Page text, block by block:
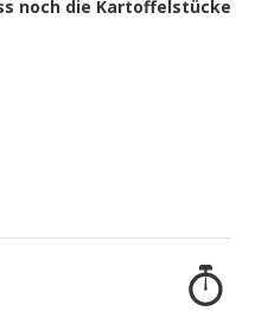
noch die Kartoffelstücke